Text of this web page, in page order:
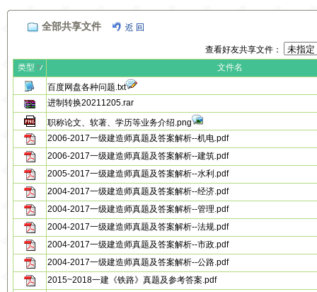
全部共享文件
查看好友共享文件：
类型
文件名
百度网盘各种问题.txt
进制转换20211205.rar
职称论文、软著、学历等业务介绍.png
2006-2017一级建造师真题及答案解析--机电.pdf
2006-2017一级建造师真题及答案解析--建筑.pdf
2005-2017一级建造师真题及答案解析--水利.pdf
2004-2017一级建造师真题及答案解析--经济.pdf
2004-2017一级建造师真题及答案解析--管理.pdf
2004-2017一级建造师真题及答案解析--法规.pdf
2004-2017一级建造师真题及答案解析--市政.pdf
2004-2017一级建造师真题及答案解析--公路.pdf
2015~2018一建《铁路》真题及参考答案.pdf